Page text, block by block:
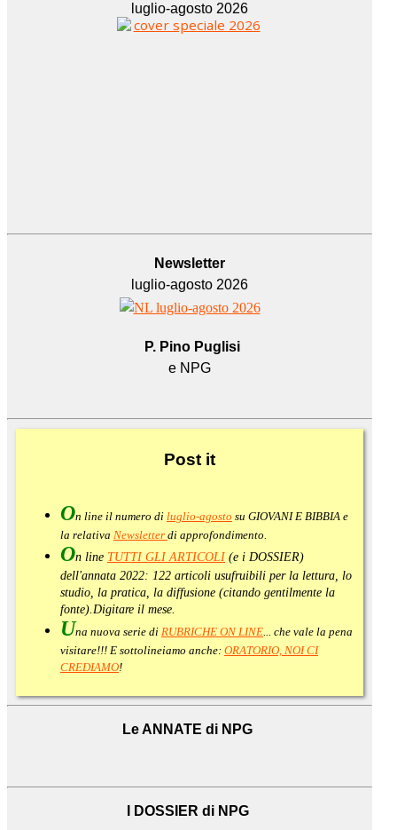
luglio-agosto 2026
Newsletter
luglio-agosto 2026
P. Pino Puglisi
e NPG
Post it
On line il numero di luglio-agosto su GIOVANI E BIBBIA e
la relativa Newsletter di approfondimento
On line TUTTI GLI ARTICOLI (e i DOSSIER)
dell'annata 2022: 122 articoli usufruibili per la lettura, lo
studio, la pratica, la diffusione (citando gentilmente la
fonte). Digitare il mese.
Una nuova serie di RUBRICHE ON LINE ... che vale la pena
visitare!!! E sottolineiamo anche: ORATORIO, NOI CI
CREDIAMO!
Le ANNATE di NPG
I DOSSIER di NPG